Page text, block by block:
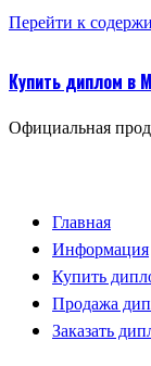
Перейти к
Купить диплом в
Официальная
Главная
Информация
Купить
Продажа
Заказать